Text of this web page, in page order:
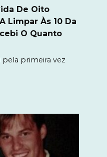
De Oito
Limpar Às 10 Da
O Quanto
primeira vez